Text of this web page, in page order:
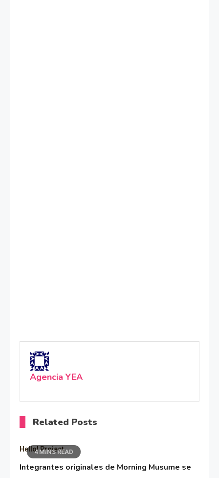
Agencia YEA
Related Posts
4 MINS READ
Hello! Project
Integrantes originales de Morning Musume se